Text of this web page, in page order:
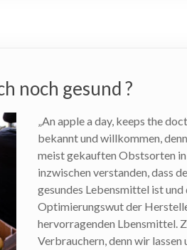
noch gesund ?
„An apple a day, keeps the
bekannt und willkommen,
meist gekauften Obstsorten
inzwischen verstanden, dass
gesundes Lebensmittel ist
Optimierungswut der
hervorragenden Lbensmittel.
Verbrauchern, denn wir lassen